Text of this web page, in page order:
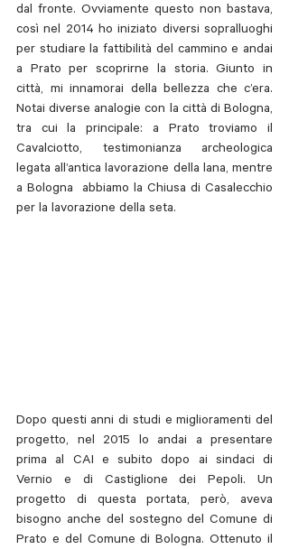
dal fronte. Ovviamente questo non bastava,
così nel 2014 ho iniziato diversi sopralluoghi
per studiare la fattibilità del cammino e andai
a Prato per scoprirne la storia. Giunto in
città, mi innamorai della bellezza che c’era.
Notai diverse analogie con la città di Bologna,
tra cui la principale: a Prato troviamo il
Cavalciotto, testimonianza archeologica
legata all’antica lavorazione della lana, mentre
a Bologna  abbiamo la Chiusa di Casalecchio
per la lavorazione della seta.
Dopo questi anni di studi e miglioramenti del
progetto, nel 2015 lo andai a presentare
prima al CAI e subito dopo ai sindaci di
Vernio e di Castiglione dei Pepoli. Un
progetto di questa portata, però, aveva
bisogno anche del sostegno del Comune di
Prato e del Comune di Bologna. Ottenuto il